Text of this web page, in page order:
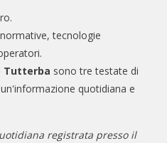
tecnologie
Tutterba sono tre testate di
quotidiana e
registrata presso il